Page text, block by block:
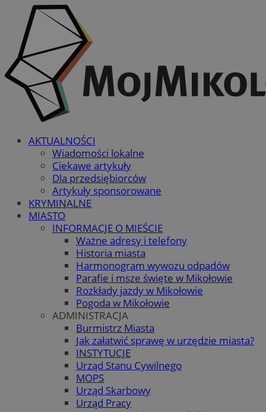
AKTUALNOŚCI
Wiadomości lokalne
Ciekawe artykuły
Dla przedsiębiorców
Artykuły sponsorowane
KRYMINALNE
MIASTO
INFORMACJE O MIEŚCIE
Ważne adresy i telefony
Historia miasta
Harmonogram wywozu odpadów
Parafie i msze święte w Mikołowie
Rozkłady jazdy w Mikołowie
Pogoda w Mikołowie
ADMINISTRACJA
Burmistrz Miasta
Jak załatwić sprawę w urzędzie miasta?
INSTYTUCJE
Urząd Stanu Cywilnego
MOPS
Urząd Skarbowy
Urząd Pracy